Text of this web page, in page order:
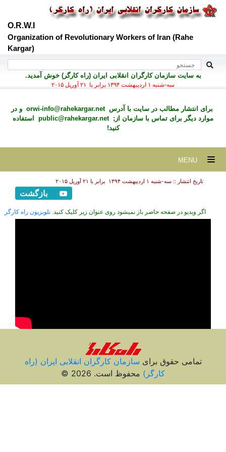
O.R.W.I
Organization of Revolutionary Workers of Iran (Rahe
Kargar)
به سايت سازمان کارگران انقلابی ايران (راه کارگر) خوش آمديد.
سه-شنبه ۱ ارديبهشت ۱۳۹۴ برابر با ۲۱ آوريل ۲۰۱۵
برای انتشار مطالب در سايت با آدرسorwi-info@rahekargar.net و در
موارد ديگر برای تماس با سازمان از;public@rahekargar.net
استفاده
کنید!
تاریخ انتشار :: سه-شنبه ۱ ارديبهشت ۱۳۹۴ برابر با ۲۱ آوريل ۲۰۱۵
بازگشت
اگر ویدیو در صفحه حاصر باز نمیشود روی عنوان زیر کلیک کنید. تلویزیون راه کارگر
تمامی حقوق برای سازمان کارگران انقلابی ايران (راه
کارگر) محفوظ است. 2026 ©